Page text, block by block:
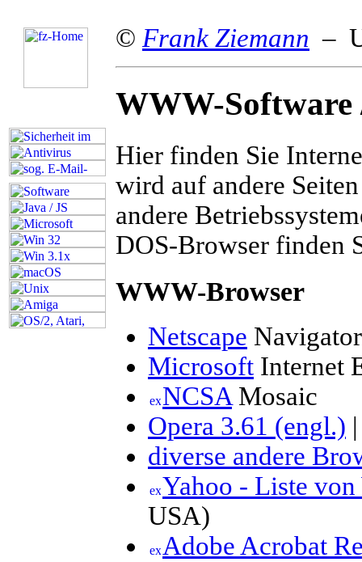
© Frank Ziemann –
WWW-Software
Hier finden Sie
wird auf andere
andere
DOS-Browser finden
WWW-Browser
Netscape
Microsoft Internet
NCSAMosaic
Opera 3.61 (engl.)
diverse andere
Yahoo - Liste
USA)
Adobe Acrobat